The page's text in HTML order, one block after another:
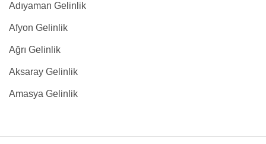
Adıyaman Gelinlik
Afyon Gelinlik
Ağrı Gelinlik
Aksaray Gelinlik
Amasya Gelinlik